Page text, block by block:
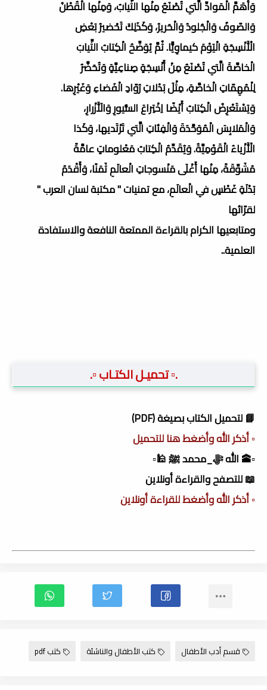
وَأَهَمَّ الْمَوادِّ الَّتي تُصْنَعُ مِنْها الثّيابُ، وَمِنْها الْقُطْنُ
وَالصّوفُ وَالْجُلودُ وَالْحَريرُ، وَكَذَلِكَ تَحْضيرُ بَعْضِ
الْأَنْسِجَةِ الْيَوْمَ كيماوِيًّا. ثُمَّ يُوَضِّحُ الْكِتابُ الثِّيابَ
الْخاصَّةَ الَّتي تُصْنَعُ مِنْ أَنْسِجَةٍ صِناعِيَّةٍ وَتُحَضَّرُ
لِلْمُهِمّاتِ الْخاصَّةِ، مِثْلَ بَدْلاتِ رُوّادِ الْفَضاءِ وَغَيْرِها.
وَيَسْتَعْرِضُ الْكِتابُ أَيْضًا اِخْتِراعَ السُّيورِ وَالَأَزْرارِ،
وَالْمَلابِسَ الْمُوَحَّدَةَ وَالْفِئاتِ الَّتي تَرْتَديها، وَكَذا
الْأَزْياءُ الْقَوْمِيَّةُ. وَيُقَدِّمُ الْكِتابُ مَعْلوماتٍ عامَّةً
مُشَوِّقَةً، مِنْها أَغْلَى مَنْسوجاتِ الْعالَمِ ثَمَنًا، وَأَقْدَمُ
بَدْلَةِ غَطْسٍ في الْعالَمِ، مع تمنيات " مكتبة لسان العرب "
لقرّائها
ومتابعيها الكرام بالقراءة الممتعة النافعة والاستفادة
العلمية..
.▫️ تحميـل الكتـاب ▫️.
📘 لتحميل الكتاب بصيغة (PDF)
▫️ أذكر الله وأضغط هنا للتحميل
▫️🕋 الله ﷻ_محمد ﷺ 🕌▫️
📖 للتصفح والقراءة أونلاين
▫️ أذكر الله وأضغط للقراءة أونلاين
قسم أدب الأطفال كتب الأطفال والناشئة كتب pdf